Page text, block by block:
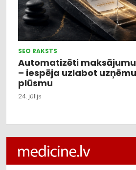
SEO RAKSTS
Automatizēti
– iespēja uzlabot
plūsmu
24. jūlijs